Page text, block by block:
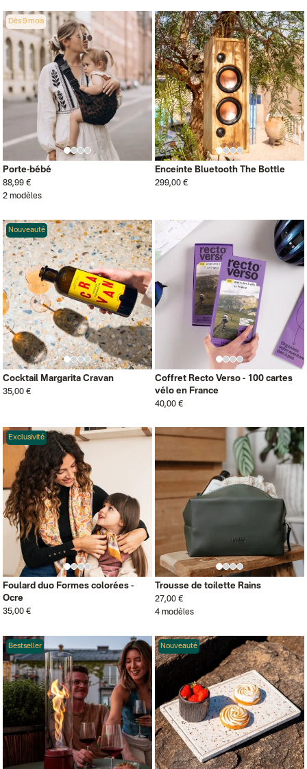
Dès 9 mois
Porte-bébé
88,99 €
2 modèles
Enceinte Bluetooth The Bottle
299,00 €
Nouveauté
Cocktail Margarita Cravan
35,00 €
Coffret Recto Verso - 100 cartes
vélo en France
40,00 €
Exclusivité
Foulard duo Formes colorées -
Ocre
35,00 €
Trousse de toilette Rains
27,00 €
4 modèles
Bestseller Nouveauté